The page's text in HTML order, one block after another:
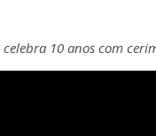
celebra 10 anos com